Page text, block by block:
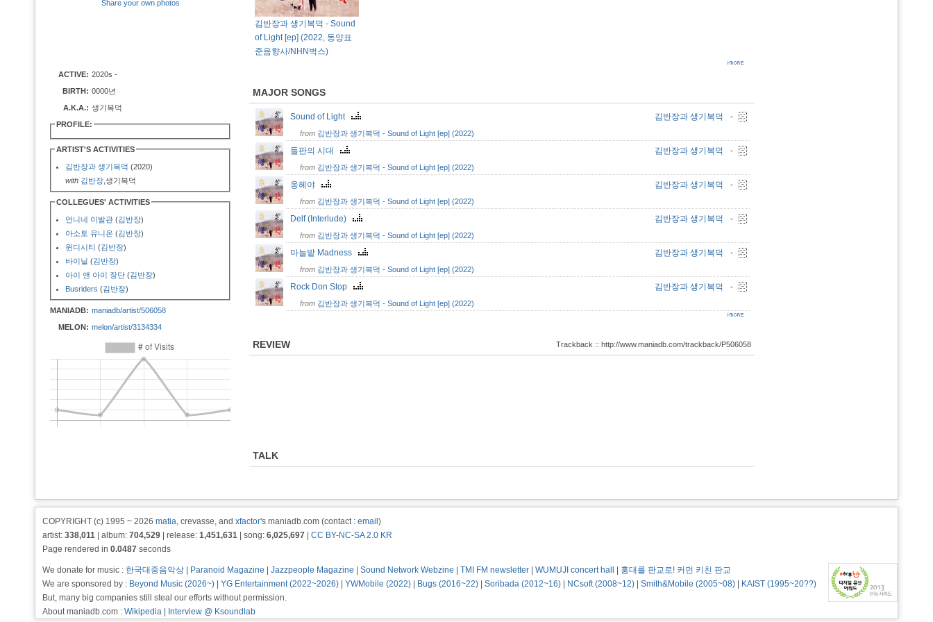
Share your own photos
ACTIVE: 2020s -
BIRTH: 0000년
A.K.A.: 생기복덕
PROFILE:
ARTIST'S ACTIVITIES
김반장과 생기복덕 (2020)
with 김반장 ,생기복덕
COLLEGUES' ACTIVITIES
언니네 이발관 (김반장)
아소토 유니온 (김반장)
윈디시티 (김반장)
바이닐 (김반장)
아이 앤 아이 장단 (김반장)
Busriders (김반장)
MANIADB: maniadb/artist/506058
MELON: melon/artist/3134334
김반장과 생기복덕 - Sound
of Light [ep] (2022, 동양표
준음향사/NHN벅스)
MAJOR SONGS
Sound of Light 김반장과 생기복덕 -
from 김반장과 생기복덕 - Sound of Light [ep] (2022)
들판의 시대 김반장과 생기복덕 -
from 김반장과 생기복덕 - Sound of Light [ep] (2022)
옹헤야 김반장과 생기복덕 -
from 김반장과 생기복덕 - Sound of Light [ep] (2022)
Delf (Interlude) 김반장과 생기복덕 -
from 김반장과 생기복덕 - Sound of Light [ep] (2022)
마늘밭 Madness 김반장과 생기복덕 -
from 김반장과 생기복덕 - Sound of Light [ep] (2022)
Rock Don Stop 김반장과 생기복덕 -
from 김반장과 생기복덕 - Sound of Light [ep] (2022)
REVIEW Trackback :: http://www.maniadb.com/trackback/P506058
TALK
COPYRIGHT (c) 1995 ~ 2026 matia, crevasse, and xfactor's maniadb.com (contact : email )
artist: 338,011 | album: 704,529 | release: 1,451,631 | song: 6,025,697
CC BY-NC-SA 2.0 KR
Page rendered in 0.0487 seconds
We donate for music : 한국대중음악상 Paranoid Magazine Jazzpeople Magazine Sound Network Webzine TMI FM newsletter WUMUJI concert hall
홍대를 판교로! 커먼 키친 판교
We are sponsored by : Beyond Music (2026~) YG Entertainment (2022~2026) YWMobile (2022) Bugs (2016~22) Soribada (2012~16) NCsoft (2008~12) Smith&Mobile (2005~08)
KAIST (1995~20??)
But, many big companies still steal our efforts without permission.
About maniadb.com : Wikipedia Interview @ Ksoundlab